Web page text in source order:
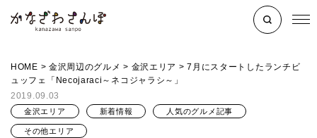
HOME > 金沢周辺のグルメ > 金沢エリア >7月にスタートしたランチビ
ュッフェ「Necojaraci～ネコジャラシ～」
2019.09.03
金沢エリア 新着情報 人気のグルメ記事
その他エリア